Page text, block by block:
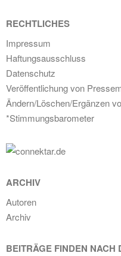
RECHTLICHES
Impressum
Haftungsausschluss
Datenschutz
Veröffentlichung von
Ändern/Löschen/Ergänzen
*Stimmungsbarometer
ARCHIV
Autoren
Archiv
BEITRÄGE FINDEN NACH